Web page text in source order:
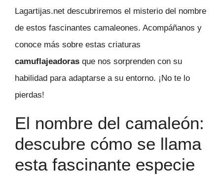
Lagartijas.net descubriremos el misterio del nombre
de estos fascinantes camaleones. Acompáñanos y
conoce más sobre estas criaturas
camuflajeadoras que nos sorprenden con su
habilidad para adaptarse a su entorno. ¡No te lo
pierdas!
El nombre del camaleón:
descubre cómo se llama
esta fascinante especie